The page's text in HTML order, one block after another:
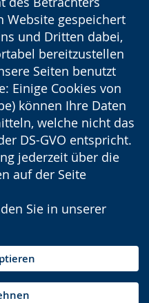
Website gespeichert
und Dritten dabei,
bereitzustellen
Seiten benutzt
Einige Cookies von
können Ihre Daten
welche nicht das
DS-GVO entspricht.
jederzeit über die
auf der Seite
Sie in unserer